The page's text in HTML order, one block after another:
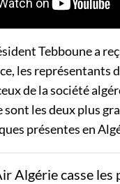
Tebboune a
les représentants
de la société
sont les deux plus
présentes en
Algérie casse les